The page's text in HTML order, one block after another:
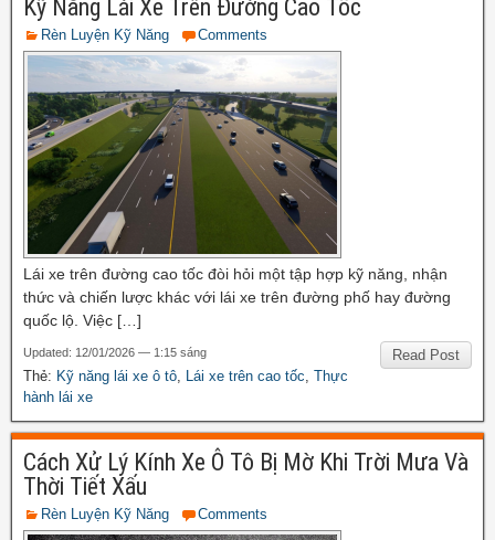
Kỹ Năng Lái Xe Trên Đường Cao Tốc
Rèn Luyện Kỹ Năng Comments
Lái xe trên đường cao tốc đòi hỏi một tập hợp kỹ năng, nhận
thức và chiến lược khác với lái xe trên đường phố hay đường
quốc lộ. Việc […]
Read Post
Updated: 12/01/2026 — 1:15 sáng
Thẻ: Kỹ năng lái xe ô tô Lái xe trên cao tốc Thực
hành lái xe
Cách Xử Lý Kính Xe Ô Tô Bị Mờ Khi Trời Mưa Và
Thời Tiết Xấu
Rèn Luyện Kỹ Năng Comments